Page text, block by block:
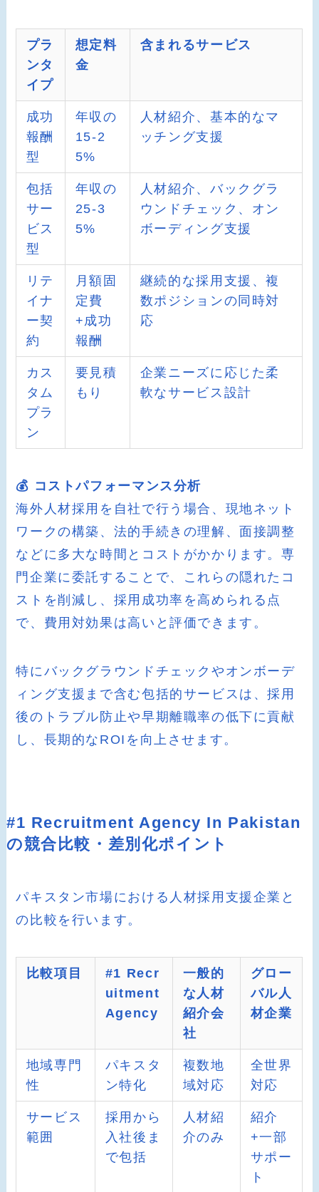
プラ
ンタ
イプ
想定料
金
含まれるサービス
成功
報酬
型
年収の
15-2
5%
人材紹介、基本的なマ
ッチング支援
包括
サー
ビス
型
年収の
25-3
5%
人材紹介、バックグラ
ウンドチェック、オン
ボーディング支援
リテ
イナ
ー契
約
月額固
定費
+成功
報酬
継続的な採用支援、複
数ポジションの同時対
応
カス
タム
プラ
ン
要見積
もり
企業ニーズに応じた柔
軟なサービス設計
💰 コストパフォーマンス分析
海外人材採用を自社で行う場合、現地ネット
ワークの構築、法的手続きの理解、面接調整
などに多大な時間とコストがかかります。専
門企業に委託することで、これらの隠れたコ
ストを削減し、採用成功率を高められる点
で、費用対効果は高いと評価できます。
特にバックグラウンドチェックやオンボーデ
ィング支援まで含む包括的サービスは、採用
後のトラブル防止や早期離職率の低下に貢献
し、長期的なROIを向上させます。
#1 Recruitment Agency In Pakistan
の競合比較・差別化ポイント
パキスタン市場における人材採用支援企業と
の比較を行います。
比較項目
#1 Recr
uitment
Agency
一般的
な人材
紹介会
社
グロー
バル人
材企業
地域専門
性
パキスタ
ン特化
複数地
域対応
全世界
対応
サービス
範囲
採用から
入社後ま
で包括
人材紹
介のみ
紹介
+一部
サポー
ト